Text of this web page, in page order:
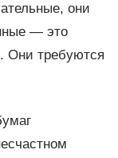
они
— это
Они требуются